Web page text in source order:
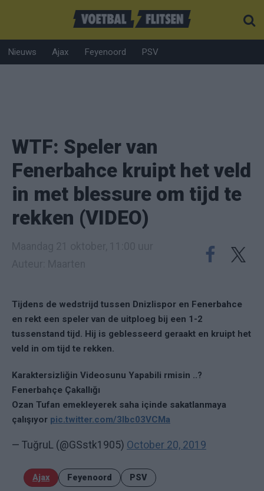
Nieuws Ajax Feyenoord PSV
WTF: Speler van
Fenerbahce kruipt het veld
in met blessure om tijd te
rekken (VIDEO)
Tijdens de wedstrijd tussen Dnizlispor en Fenerbahce
en rekt een speler van de uitploeg bij een 1-2
tussenstand tijd. Hij is geblesseerd geraakt en kruipt het
veld in om tijd te rekken.
Karaktersizliğin Videosunu Yapabili rmisin ..?
Fenerbahçe Çakallığı
Ozan Tufan emekleyerek saha içinde sakatlanmaya
çalışıyor pic.twitter.com/3lbc03VCMa
— TuğruL (@GSstk1905) October 20, 2019
Ajax Feyenoord PSV